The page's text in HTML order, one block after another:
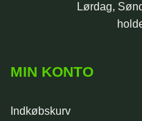
Lørdag,
MIN KONTO
Indkøbskurv